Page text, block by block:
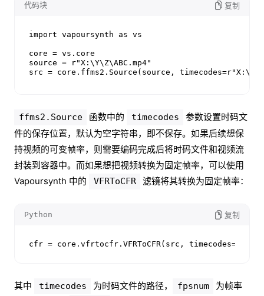
代码块 复制
import vapoursynth as vs
core = vs.core
source = r"X:\Y\Z\ABC.mp4"
src = core.ffms2.Source(source,
ffms2.Source 函数中的 timecodes
参数设置时码文
件的保存位置，默认为空字符串，即不保存。如果后续想保
持视频的可变帧率，则需要编码完成后将时码文件和视频流
封装到容器中。而如果想把视频转换为固定帧率，可以使用
Vapoursynth 中的
VFRToCFR 滤镜将其转换为固定帧率：
Python 复制
cfr = core.vfrtocfr.VFRToCFR(src, timecodes=
其中 timecodes 为时码文件的路径， fpsnum
为帧率